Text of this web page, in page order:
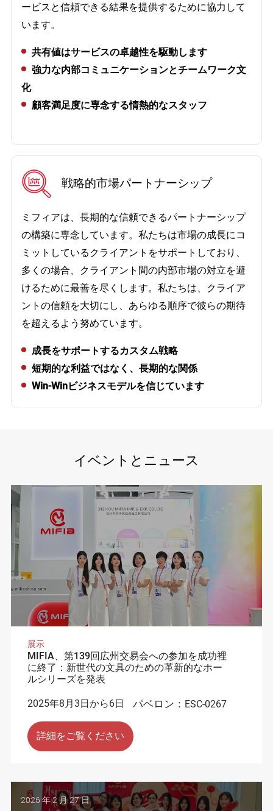
ービスと信頼できる結果を提供するために協力して
います。
共有値はサービスの卓越性を駆動します
強力な内部コミュニケーションとチームワーク文
化
顧客満足度に専念する情熱的なスタッフ
戦略的市場パートナーシップ
ミフィアは、長期的な信頼できるパートナーシップ
の構築に専念しています。私たちは市場の成長にコ
ミットしているクライアントをサポートしており、
多くの場合、クライアント間の内部市場の対立を避
けるために最善を尽くします。私たちは、クライア
ントの信頼を大切にし、あらゆる順序で彼らの期待
を超えるよう努めています。
成長をサポートするカスタム戦略
短期的な利益ではなく、長期的な関係
Win-Winビジネスモデルを信じています
イベントとニュース
展示
MIFIA、第139回広州交易会への参加を成功裡
に終了：新世代の文具のための革新的なホー
ルシリーズを発表
2025年8月3日から6日 パベロン： ESC-0267
詳細をご覧ください
2026 年 2 月 27 日